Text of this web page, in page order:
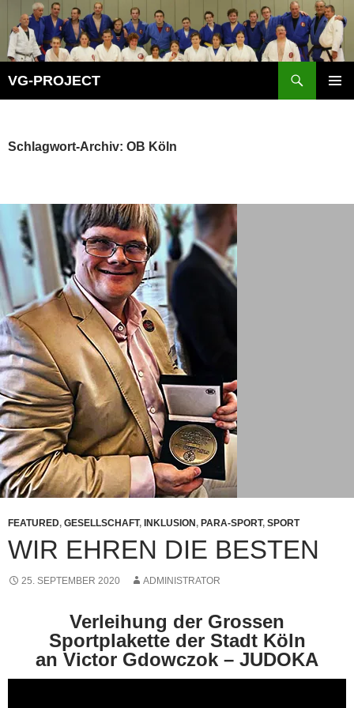
Inhalt
springen
VG-PROJECT
Schlagwort-Archiv: OB Köln
FEATURED, GESELLSCHAFT, INKLUSION, PARA-SPORT, SPORT
WIR EHREN DIE BESTEN
25. SEPTEMBER 2020 ADMINISTRATOR
Verleihung der Grossen
Sportplakette der Stadt Köln
an Victor Gdowczok – JUDOKA